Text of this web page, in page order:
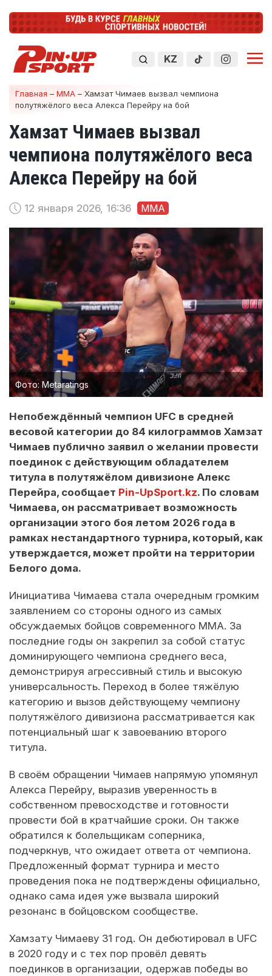
KZ
Главная – ММА – Хамзат Чимаев вызвал чемпиона
полутяжёлого веса Алекса Перейру на бой
Хамзат Чимаев вызвал
чемпиона полутяжёлого веса
Алекса Перейру на бой
12 января 2026, 16:36 ММА
Фото: Metaratings
Непобеждённый чемпион UFC в средней
весовой категории до 84 килограммов Хамзат
Чимаев публично заявил о желании провести
поединок с действующим обладателем
титула в полутяжёлом дивизионе Алекс
Перейра, сообщает Pin-UpSport.kz. По словам
Чимаева, он рассматривает возможность
организации этого боя летом 2026 года в
рамках нестандартного турнира, который, как
утверждается, может пройти на территории
Белого дома.
Инициатива Чимаева стала очередным громким
заявлением со стороны одного из самых
обсуждаемых бойцов современного ММА. За
последние годы он закрепил за собой статус
доминирующего чемпиона среднего веса,
демонстрируя агрессивный стиль и высокую
универсальность. Переход в более тяжёлую
категорию и вызов действующему чемпиону
полутяжёлого дивизиона рассматривается как
потенциальный шаг к завоеванию второго
титула.
В своём обращении Чимаев напрямую упомянул
Алекса Перейру, выразив уверенность в
собственном превосходстве и готовности
провести бой в кратчайшие сроки. Он также
обратился к болельщикам соперника,
подчеркнув, что ожидает ответа от чемпиона.
Предложенный формат турнира и место
проведения пока не подтверждены официально,
однако сама идея уже вызвала широкий
резонанс в бойцовском сообществе.
Хамзату Чимаеву 31 год. Он дебютировал в UFC
в 2020 году и с тех пор провёл девять
поединков в организации, одержав победы во